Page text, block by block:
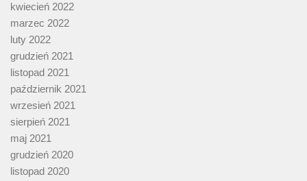
kwiecień 2022
marzec 2022
luty 2022
grudzień 2021
listopad 2021
październik 2021
wrzesień 2021
sierpień 2021
maj 2021
grudzień 2020
listopad 2020